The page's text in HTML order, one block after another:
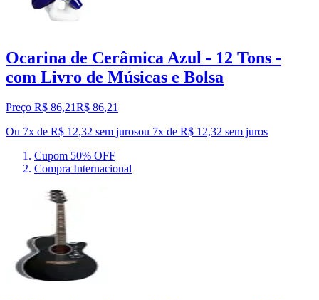
Ocarina de Cerâmica Azul - 12 Tons -
com Livro de Músicas e Bolsa
Preço R$ 86,21R$ 86,21
Ou 7x de R$ 12,32 sem jurosou 7x de R$ 12,32 sem juros
Cupom 50% OFF
Compra Internacional